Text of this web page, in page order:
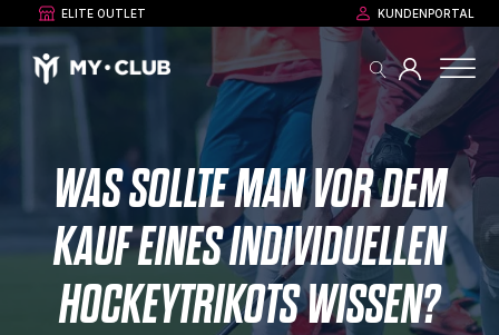
ELITE OUTLET KUNDENPORTAL
WAS SOLLTE MAN VOR DEM
KAUF EINES INDIVIDUELLEN
HOCKEYTRIKOTS WISSEN?